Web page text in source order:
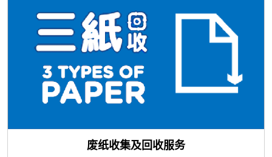
废纸收集及回收服务